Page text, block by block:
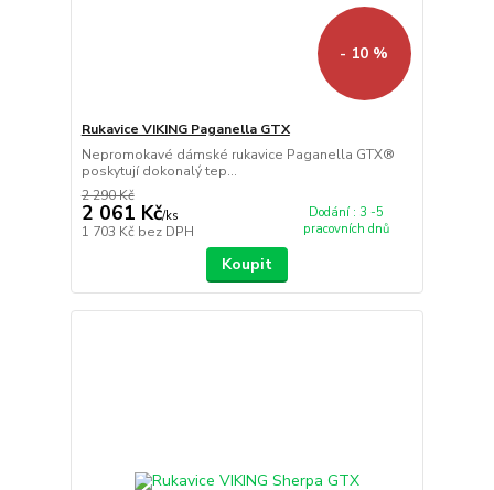
- 10 %
Rukavice VIKING Paganella GTX
Nepromokavé dámské rukavice Paganella GTX®
poskytují dokonalý tep...
2 290 Kč
2 061 Kč/ks
1 703 Kč bez DPH
Dodání : 3 -5
pracovních dnů
Koupit